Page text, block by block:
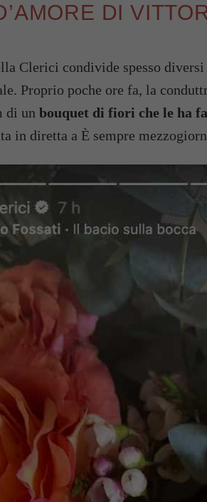
DI
Clerici condivide spesso
Proprio poche ore fa, la
di un bouquet di fiori che le ha
in diretta a È sempre